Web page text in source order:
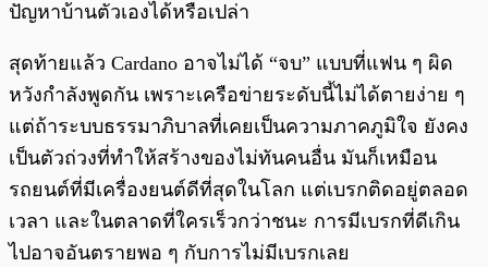
ปัญหาบ้านตัวเองได้หรือเปล่า
สุดท้ายแล้ว Cardano อาจไม่ได้ “จบ” แบบที่แฟน ๆ ผิด
หวังกำลังพูดกัน เพราะเครือข่ายระดับนี้ไม่ได้ตายง่าย ๆ
แต่ถ้าระบบธรรมาภิบาลที่เคยเป็นความภาคภูมิใจ ยังคง
เป็นตัวถ่วงที่ทำให้สร้างของไม่ทันคนอื่น มันก็เหมือน
รถยนต์ที่มีเครื่องยนต์ดีที่สุดในโลก แต่เบรกติดอยู่ตลอด
เวลา และในตลาดที่ใครเร็วกว่าชนะ การมีเบรกที่ดีเกิน
ไปอาจอันตรายพอ ๆ กับการไม่มีเบรกเลย